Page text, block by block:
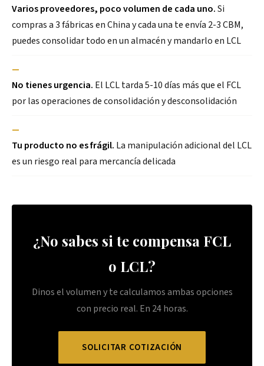
Varios proveedores, poco volumen de cada uno.Si
compras a 3 fábricas en China y cada una te envía 2-3 CBM,
puedes consolidar todo en un almacén y mandarlo en LCL
—
No tienes urgencia. El LCL tarda 5-10 días más que el FCL
por las operaciones de consolidación y desconsolidación
—
Tu producto no es frágil. La manipulación adicional del LCL
es un riesgo real para mercancía delicada
¿No sabes si te compensa FCL
o LCL?
Dinos el volumen y te calculamos ambas opciones
con precio real. En 24 horas.
SOLICITAR COTIZACIÓN